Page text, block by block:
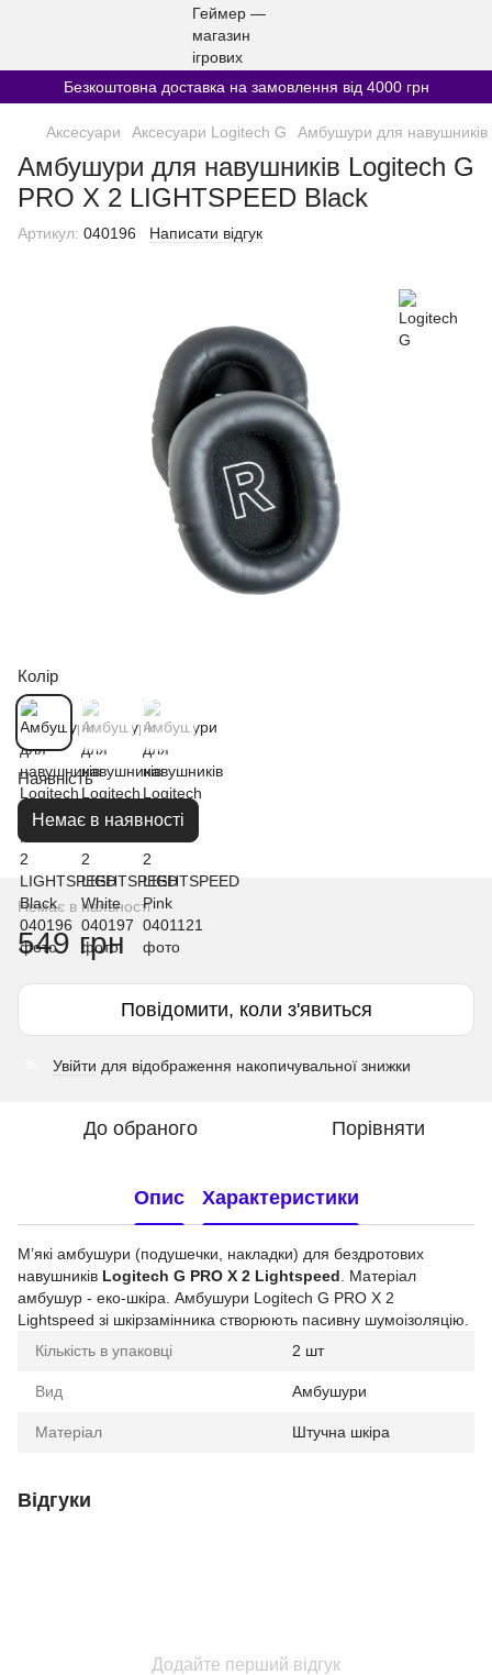
Безкоштовна доставка на замовлення від 4000 грн
Аксесуари Аксесуари Logitech G Амбушури для
Амбушури для навушників Logitech G
PRO X 2 LIGHTSPEED Black
Артикул: 040196 Написати відгук
Колір
Наявність
Немає в наявності
Немає в наявності
549 грн
Повідомити, коли з'явиться
Увійти для відображення накопичувальної знижки
До обраного Порівняти
Опис Характеристики
Мʼякі амбушури (подушечки, накладки) для бездротових
навушників Logitech G PRO X 2 Lightspeed . Матеріал
амбушур - еко-шкіра. Амбушури Logitech G PRO X 2
Lightspeed зі шкірзамінника створюють пасивну шумоізоляцію.
Кількість в упаковці
2 шт
Вид Амбушури
Матеріал Штучна шкіра
Відгуки
Додайте перший відгук